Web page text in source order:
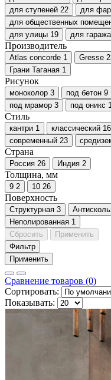
для ступеней 22 для
для общественных
для улицы 19 для гаража
Производитель
Atlas concorde 1 Gresse
Грани Таганая 1
Рисунок
моноколор 3 под бетон 9
под мрамор 3 под оникс 1
Стиль
кантри 1 классический 16
современный 23
Страна
Россия 26 Индия 2
Толщина, мм
9 2 10 26
Поверхность
Cтруктурная 3
Неполированная 1
Сбросить
Применить
Фильтр
Применить
Сравнение товаров (0)
Сортировать:
Показывать: